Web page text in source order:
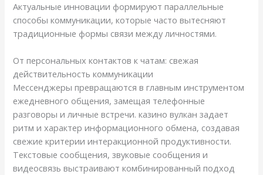
Актуальные инновации формируют параллельные
способы коммуникации, которые часто вытесняют
традиционные формы связи между личностями.
От персональных контактов к чатам: свежая
действительность коммуникации
Мессенджеры превращаются в главным инструментом
ежедневного общения, замещая телефонные
разговоры и личные встречи. казино вулкан задает
ритм и характер информационного обмена, создавая
свежие критерии интеракционной продуктивности.
Текстовые сообщения, звуковые сообщения и
видеосвязь выстраивают комбинированный подход